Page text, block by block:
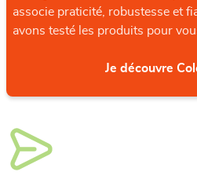
associe praticité, robustesse et
avons testé les produits pour
Je découvre